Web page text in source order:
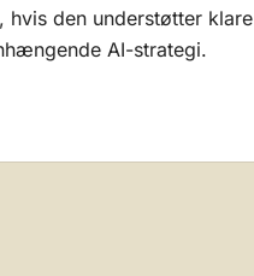
den understøtter klare
AI-strategi.